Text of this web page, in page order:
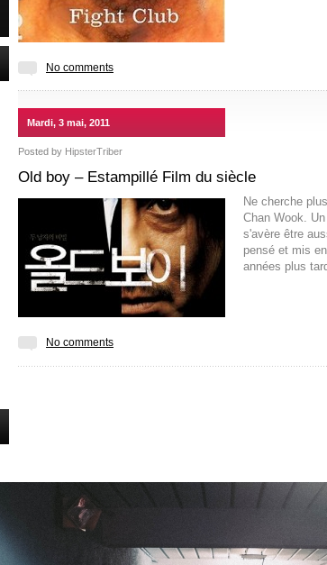
No comments
Mardi, 3 mai, 2011
Posted by HipsterTriber
Old boy – Estampillé Film du siècle
Ne cherche
Chan Wook.
s'avère être
pensé et mis
années plus
No comments